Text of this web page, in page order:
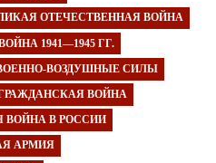
ОТЕЧЕСТВЕННАЯ ВОЙНА
1941—1945 ГГ.
ВОЗДУШНЫЕ СИЛЫ
ВОЙНА
ВОЙНА В РОССИИ
АРМИЯ